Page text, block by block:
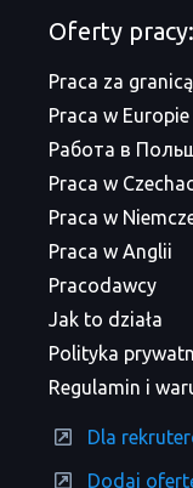
Oferty pracy:
Praca za granicą
Praca w Europie
Работа в
Praca w
Praca w
Praca w Anglii
Pracodawcy
Jak to działa
Polityka
Regulamin i
Dla
Dodaj